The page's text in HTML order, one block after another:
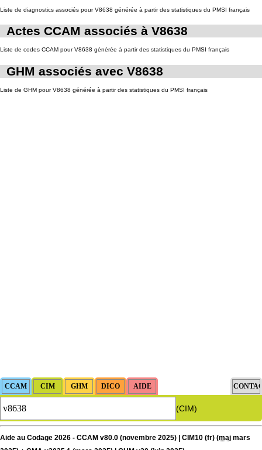
Liste de diagnostics associés pour V8638 générée à partir des statistiques du PMSI français
Actes CCAM associés à V8638
Liste de codes CCAM pour V8638 générée à partir des statistiques du PMSI français
GHM associés avec V8638
Liste de GHM pour V8638 générée à partir des statistiques du PMSI français
(CIM)
Aide au Codage 2026 - CCAM v80.0 (novembre 2025) | CIM10 (fr) (maj mars